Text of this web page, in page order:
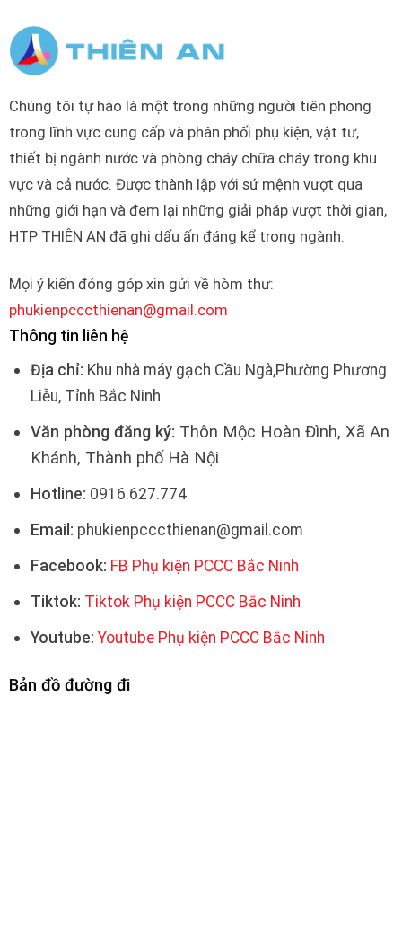
Chúng tôi tự hào là một trong những người tiên phong
trong lĩnh vực cung cấp và phân phối phụ kiện, vật tư,
thiết bị ngành nước và phòng cháy chữa cháy trong khu
vực và cả nước. Được thành lập với sứ mệnh vượt qua
những giới hạn và đem lại những giải pháp vượt thời gian,
HTP THIÊN AN đã ghi dấu ấn đáng kể trong ngành.
Mọi ý kiến đóng góp xin gửi về hòm thư:
phukienpcccthienan@gmail.com
Thông tin liên hệ
Địa chỉ: Khu nhà máy gạch Cầu Ngà,Phường Phương
Liễu, Tỉnh Bắc Ninh
Văn phòng đăng ký: Thôn Mộc Hoàn Đình, Xã An
Khánh, Thành phố Hà Nội
Hotline: 0916.627.774
Email: phukienpcccthienan@gmail.com
Facebook: FB Phụ kiện PCCC Bắc Ninh
Tiktok: Tiktok Phụ kiện PCCC Bắc Ninh
Youtube: Youtube Phụ kiện PCCC Bắc Ninh
Bản đồ đường đi